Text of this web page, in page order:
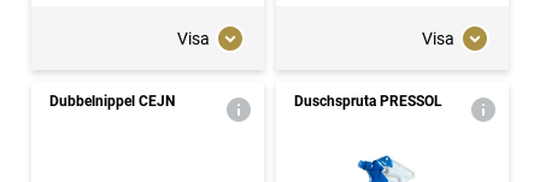
Visa Visa
Dubbelnippel CEJN Duschspruta PRESSOL